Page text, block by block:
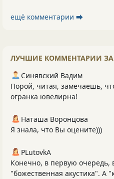
ещё комментарии ⮕
ЛУЧШИЕ КОММЕНТАРИИ ЗА
Синявский Вадим
Порой, читая, замечаешь,
огранка ювелирна!
Наташа Воронцова
Я знала, что Вы оцените)))
PLutоvkА
Конечно, в первую очередь,
"божественная акустика".